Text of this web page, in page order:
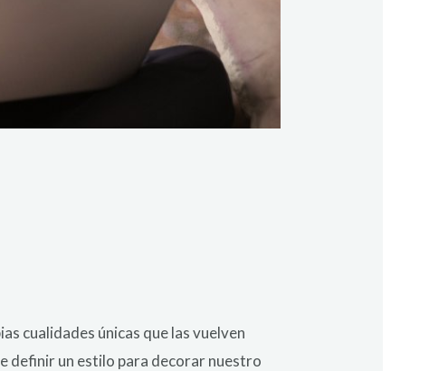
cualidades únicas que las vuelven
definir un estilo para decorar nuestro